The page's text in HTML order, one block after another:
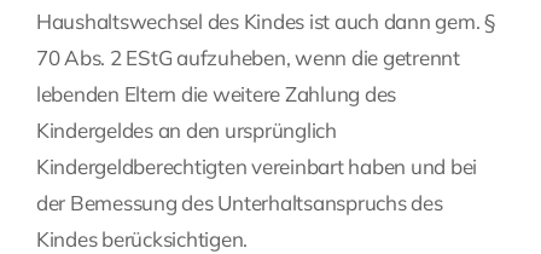
Haushaltswechsel des Kindes ist auch dann gem. §
70 Abs. 2 EStG aufzuheben, wenn die getrennt
lebenden Eltern die weitere Zahlung des
Kindergeldes an den ursprünglich
Kindergeldberechtigten vereinbart haben und bei
der Bemessung des Unterhaltsanspruchs des
Kindes berücksichtigen.